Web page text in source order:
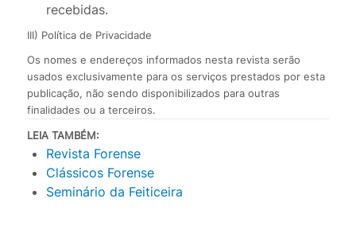
recebidas.
III) Política de Privacidade
Os nomes e endereços informados nesta revista serão
usados exclusivamente para os serviços prestados por esta
publicação, não sendo disponibilizados para outras
finalidades ou a terceiros.
LEIA TAMBÉM:
Revista Forense
Clássicos Forense
Seminário da Feiticeira